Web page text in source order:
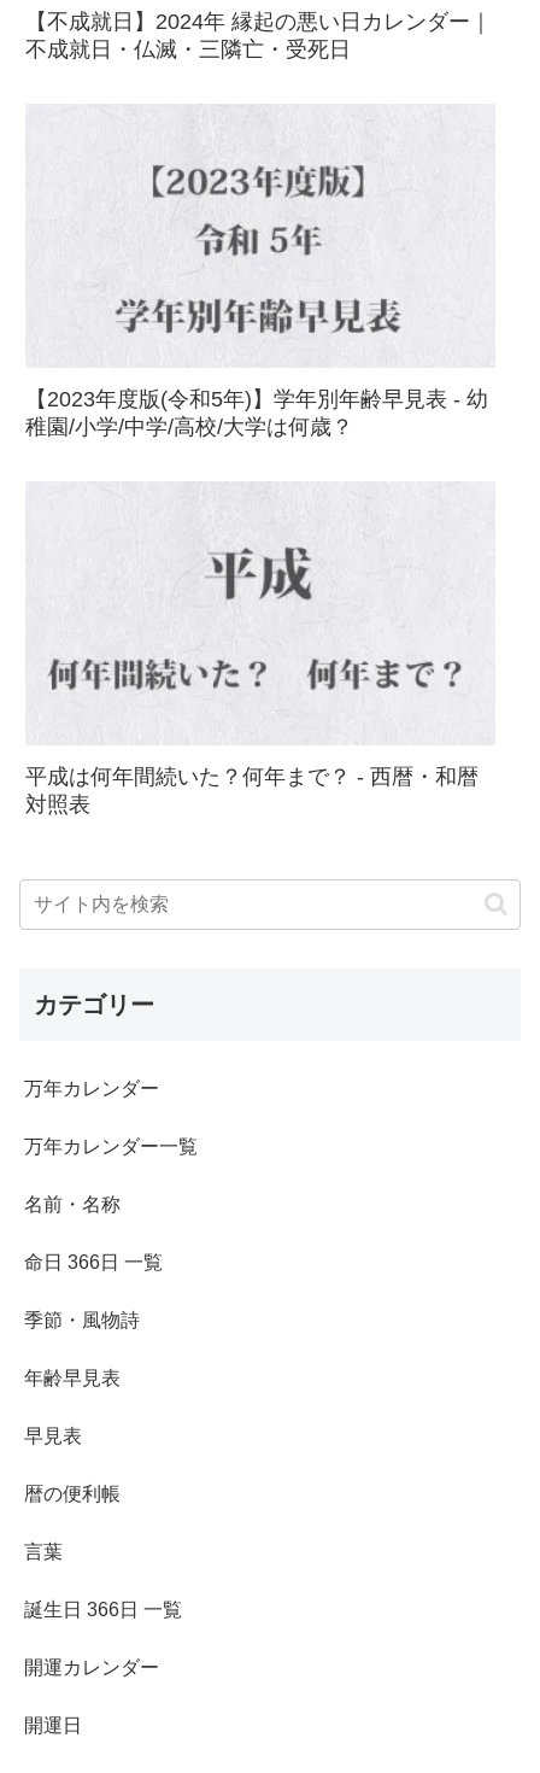
【不成就日】2024年 縁起の悪い日カレンダー｜
不成就日・仏滅・三隣亡・受死日
【2023年度版(令和5年)】学年別年齢早見表 - 幼
稚園/小学/中学/高校/大学は何歳？
平成は何年間続いた？何年まで？ - 西暦・和暦
対照表
カテゴリー
万年カレンダー
万年カレンダー一覧
名前・名称
命日 366日 一覧
季節・風物詩
年齢早見表
早見表
暦の便利帳
言葉
誕生日 366日 一覧
開運カレンダー
開運日